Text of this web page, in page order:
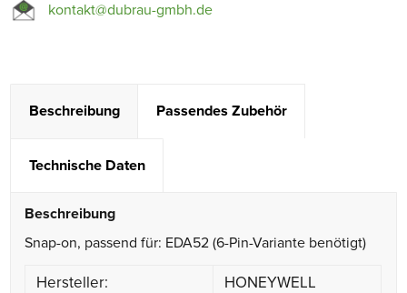
kontakt@dubrau-gmbh.de
Beschreibung Passendes Zubehör
Technische Daten
Beschreibung
Snap-on, passend für: EDA52 (6-Pin-Variante benötigt)
Hersteller:
HONEYWELL